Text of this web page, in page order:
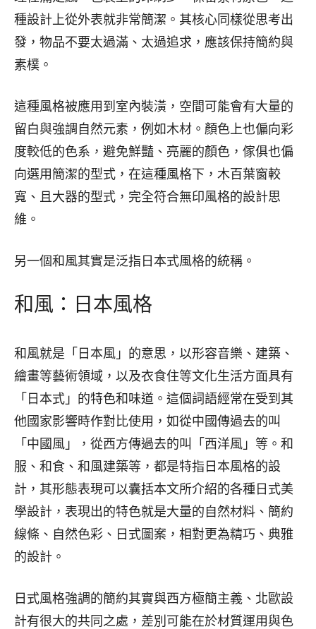
種設計上從外表就非常簡潔。其核心同樣從思考出
發，物品不要太過滿、太過追求，應該保持簡約與
素樸。
這種風格被應用到室內裝潢，空間可能會有大量的
留白與強調自然元素，例如木材。顏色上也偏向彩
度較低的色系，避免鮮豔、亮麗的顏色，傢俱也偏
向選用簡潔的型式，在這種風格下，木百葉窗較
寬、且大器的型式，完全符合無印風格的設計思
維。
另一個和風其實是泛指日本式風格的統稱。
和風：日本風格
和風就是「日本風」的意思，以形容音樂、建築、
繪畫等藝術領域，以及衣食住等文化生活方面具有
「日本式」的特色和味道。這個詞語經常在受到其
他國家影響時作對比使用，如從中國傳過去的叫
「中國風」，從西方傳過去的叫「西洋風」等。和
服、和食、和風建築等，都是特指日本風格的設
計，其形態表現可以囊括本文所介紹的各種日式美
學設計，表現出的特色就是大量的自然材料、簡約
線條、自然色彩、日式圖案，相對更為精巧、典雅
的設計。
日式風格強調的簡約其實與西方極簡主義、北歐設
計有很大的共同之處，差別可能在於材質運用與色